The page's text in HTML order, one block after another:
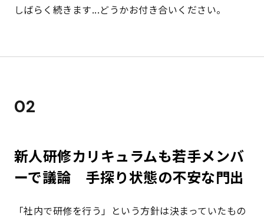
しばらく続きます...どうかお付き合いください。
02
新人研修カリキュラムも若手メンバ
ーで議論 手探り状態の不安な門出
「社内で研修を行う」という方針は決まっていたもの